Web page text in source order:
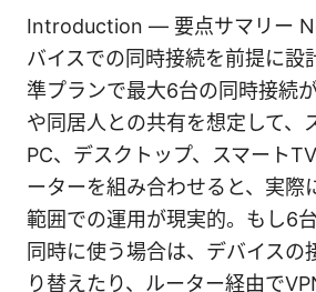
Introduction — 要点サマリー
バイスでの同時接続を前提に設
準プランで最大6台の同時接続
や同居人との共有を想定して、
PC、デスクトップ、スマート
ーターを組み合わせると、実際
範囲での運用が現実的。もし6
同時に使う場合は、デバイスの
り替えたり、ルーター経由で